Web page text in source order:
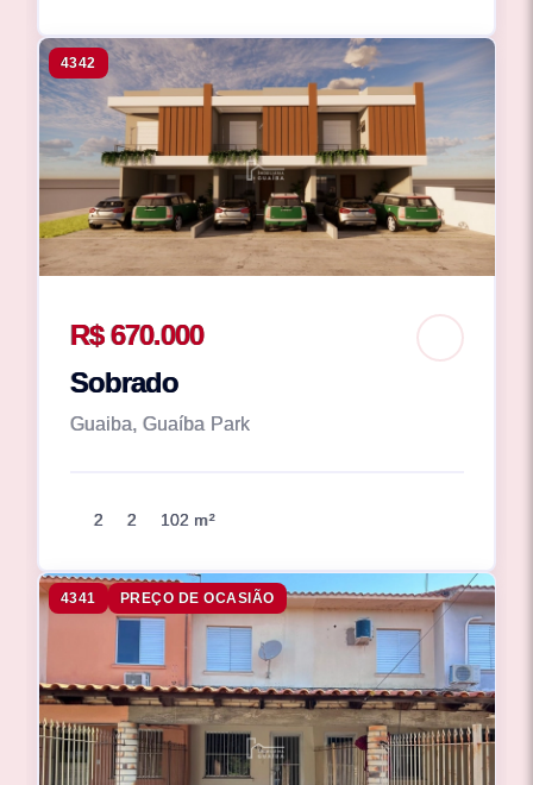
4342
R$ 670.000
Sobrado
Guaiba, Guaíba Park
2 2 102 m²
4341 PREÇO DE OCASIÃO